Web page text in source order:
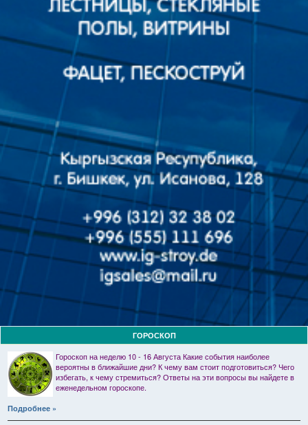
ГОРОСКОП
Гороскоп на неделю 10 - 16 Августа Какие события наиболее
вероятны в ближайшие дни? К чему вам стоит подготовиться? Чего
избегать, к чему стремиться? Ответы на эти вопросы вы найдете в
еженедельном гороскопе.
Подробнее »